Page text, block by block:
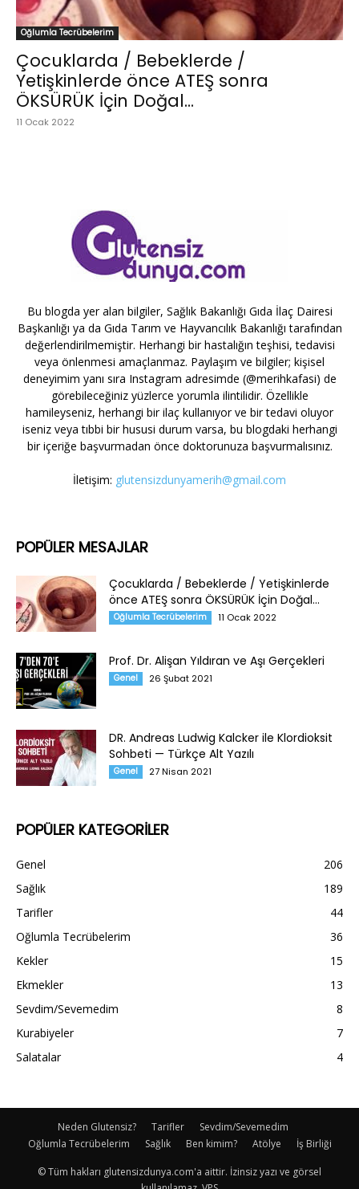
Oğlumla Tecrübelerim
Çocuklarda / Bebeklerde /
Yetişkinlerde önce ATEŞ sonra
ÖKSÜRÜK İçin Doğal...
11 Ocak 2022
Bu blogda yer alan bilgiler, Sağlık Bakanlığı Gıda İlaç Dairesi
Başkanlığı ya da Gıda Tarım ve Hayvancılık Bakanlığı tarafından
değerlendirilmemiştir. Herhangi bir hastalığın teşhisi, tedavisi
veya önlenmesi amaçlanmaz. Paylaşım ve bilgiler; kişisel
deneyimim yanı sıra Instagram adresimde (@merihkafasi) de
görebileceğiniz yüzlerce yorumla ilintilidir. Özellikle
hamileyseniz, herhangi bir ilaç kullanıyor ve bir tedavi oluyor
iseniz veya tıbbi bir hususi durum varsa, bu blogdaki herhangi
bir içeriğe başvurmadan önce doktorunuza başvurmalısınız.
İletişim: glutensizdunyamerih@gmail.com
POPÜLER MESAJLAR
Çocuklarda / Bebeklerde / Yetişkinlerde
önce ATEŞ sonra ÖKSÜRÜK İçin Doğal...
Oğlumla Tecrübelerim 11 Ocak 2022
Prof. Dr. Alişan Yıldıran ve Aşı Gerçekleri
Genel 26 Şubat 2021
DR. Andreas Ludwig Kalcker ile Klordioksit
Sohbeti — Türkçe Alt Yazılı
Genel 27 Nisan 2021
POPÜLER KATEGORİLER
Genel
206
Sağlık
189
Tarifler
44
Oğlumla Tecrübelerim
36
Kekler
15
Ekmekler
13
Sevdim/Sevemedim
8
Kurabiyeler
7
Salatalar
4
Neden Glutensiz? Tarifler
Sevdim/Sevemedim
Oğlumla Tecrübelerim
Sağlık Ben kimim? Atölye İş Birliği
© Tüm hakları glutensizdunya.com'a aittir. İzinsiz yazı ve görsel